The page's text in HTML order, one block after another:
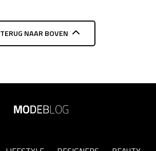
TERUG NAAR BOVEN